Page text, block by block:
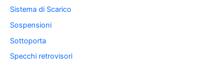
Sistema di Scarico
Sospensioni
Sottoporta
Specchi retrovisori